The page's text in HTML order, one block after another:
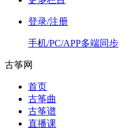
登录/注册
手机/PC/APP多端同步
古筝网
首页
古筝曲
古筝谱
直播课